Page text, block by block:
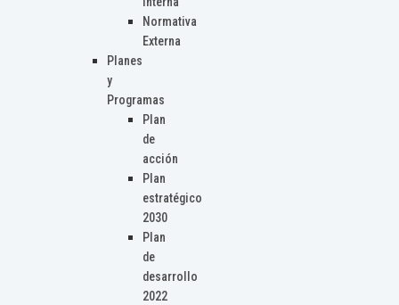
Normativa
Externa
Planes
y
Programas
Plan
de
acción
Plan
estratégico
2030
Plan
de
desarrollo
2022